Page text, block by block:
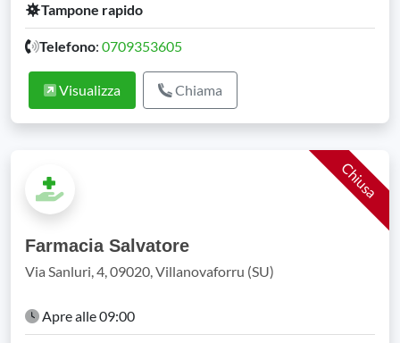
Tampone rapido
Telefono: 0709353605
Visualizza Chiama
Farmacia Salvatore
Via Sanluri, 4, 09020, Villanovaforru (SU)
Chiusa
Apre alle 09:00